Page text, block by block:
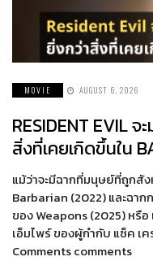
MOVIE AUGUST 6, 2026
RESIDENT EVIL
สิ่งที่เคยเกิดขึ้นใน
แม้ว่าจะมีฉากที่มนุษย์ที่ถูกสั
Barbarian (2022) และฉา
ของ Weapons (2025) หรื
เอ็มไพร์ ของผู้กำกับ แซ็ค เ
Comments comments